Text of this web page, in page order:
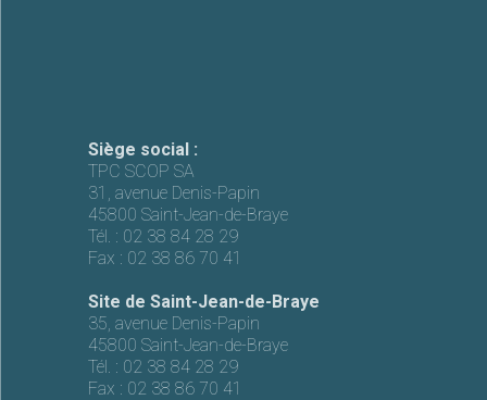
Siège social :
TPC SCOP SA
31, avenue Denis-Papin
45800 Saint-Jean-de-Braye
Tél. : 02 38 84 28 29
Fax : 02 38 86 70 41
Site de Saint-Jean-de-Braye
35, avenue Denis-Papin
45800 Saint-Jean-de-Braye
Tél. : 02 38 84 28 29
Fax : 02 38 86 70 41